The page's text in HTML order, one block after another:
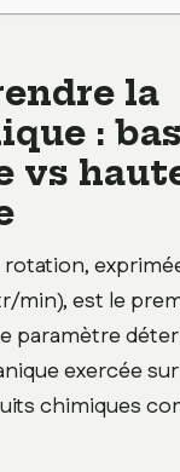
la
:
vs
rotation,
min), est le
paramètre
exercée
chimiques